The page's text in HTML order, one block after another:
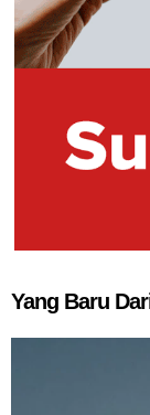
Yang Baru